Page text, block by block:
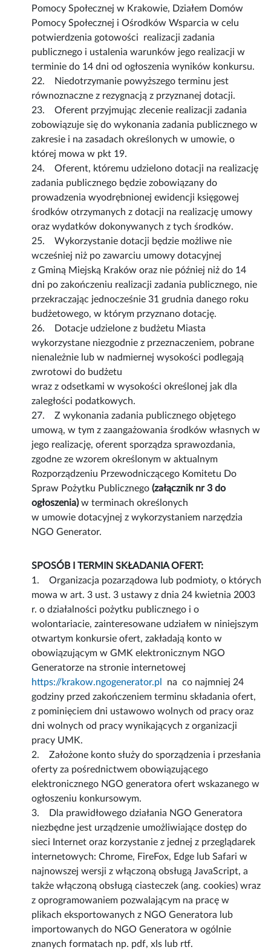
Pomocy Społecznej w Krakowie, Działem Domów
Pomocy Społecznej i Ośrodków Wsparcia w celu
potwierdzenia gotowości realizacji zadania
publicznego i ustalenia warunków jego realizacji w
terminie do 14 dni od ogłoszenia wyników konkursu.
22. Niedotrzymanie powyższego terminu jest
równoznaczne z rezygnacją z przyznanej dotacji.
23. Oferent przyjmując zlecenie realizacji zadania
zobowiązuje się do wykonania zadania publicznego w
zakresie i na zasadach określonych w umowie, o
której mowa w pkt 19.
24. Oferent, któremu udzielono dotacji na realizację
zadania publicznego będzie zobowiązany do
prowadzenia wyodrębnionej ewidencji księgowej
środków otrzymanych z dotacji na realizację umowy
oraz wydatków dokonywanych z tych środków.
25. Wykorzystanie dotacji będzie możliwe nie
wcześniej niż po zawarciu umowy dotacyjnej
z Gminą Miejską Kraków oraz nie później niż do 14
dni po zakończeniu realizacji zadania publicznego, nie
przekraczając jednocześnie 31 grudnia danego roku
budżetowego, w którym przyznano dotację.
26. Dotacje udzielone z budżetu Miasta
wykorzystane niezgodnie z przeznaczeniem, pobrane
nienależnie lub w nadmiernej wysokości podlegają
zwrotowi do budżetu
wraz z odsetkami w wysokości określonej jak dla
zaległości podatkowych.
27. Z wykonania zadania publicznego objętego
umową, w tym z zaangażowania środków własnych w
jego realizację, oferent sporządza sprawozdania,
zgodne ze wzorem określonym w aktualnym
Rozporządzeniu Przewodniczącego Komitetu Do
Spraw Pożytku Publicznego(załącznik nr 3 do
ogłoszenia)w terminach określonych
w umowie dotacyjnej z wykorzystaniem narzędzia
NGO Generator.
SPOSÓB I TERMIN SKŁADANIA OFERT:
1. Organizacja pozarządowa lub podmioty, o których
mowa w art. 3 ust. 3 ustawy z dnia 24 kwietnia 2003
r. o działalności pożytku publicznego i o
wolontariacie, zainteresowane udziałem w niniejszym
otwartym konkursie ofert, zakładają konto w
obowiązującym w GMK elektronicznym NGO
Generatorze na stronie internetowej
https://krakow.ngogenerator.pl
na co najmniej 24
godziny przed zakończeniem terminu składania ofert,
z pominięciem dni ustawowo wolnych od pracy oraz
dni wolnych od pracy wynikających z organizacji
pracy UMK.
2. Założone konto służy do sporządzenia i przesłania
oferty za pośrednictwem obowiązującego
elektronicznego NGO generatora ofert wskazanego w
ogłoszeniu konkursowym.
3. Dla prawidłowego działania NGO Generatora
niezbędne jest urządzenie umożliwiające dostęp do
sieci Internet oraz korzystanie z jednej z przeglądarek
internetowych: Chrome, FireFox, Edge lub Safari w
najnowszej wersji z włączoną obsługą JavaScript, a
także włączoną obsługą ciasteczek (ang. cookies) wraz
z oprogramowaniem pozwalającym na pracę w
plikach eksportowanych z NGO Generatora lub
importowanych do NGO Generatora w ogólnie
znanych formatach np. pdf, xls lub rtf.